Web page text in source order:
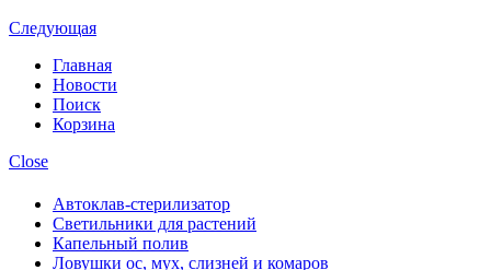
Следующая
Главная
Новости
Поиск
Корзина
Close
Автоклав-стерилизатор
Светильники для растений
Капельный полив
Ловушки ос, мух, слизней и комаров